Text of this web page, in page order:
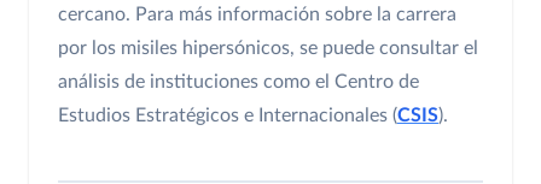
cercano. Para más información sobre la carrera
por los misiles hipersónicos, se puede consultar el
análisis de instituciones como el Centro de
Estudios Estratégicos e Internacionales (CSIS).